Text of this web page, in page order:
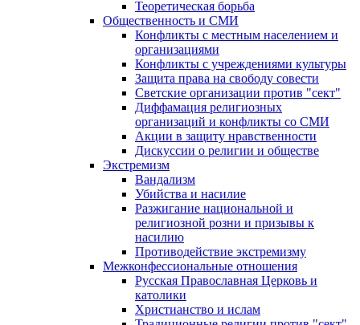
Теоретическая борьба
Общественность и СМИ
Конфликты с местным населением и
организациями
Конфликты с учреждениями культуры
Защита права на свободу совести
Светские организации против "сект"
Диффамация религиозных
организаций и конфликты со СМИ
Акции в защиту нравственности
Дискуссии о религии и обществе
Экстремизм
Вандализм
Убийства и насилие
Разжигание национальной и
религиозной розни и призывы к
насилию
Противодействие экстремизму
Межконфессиональные отношения
Русская Православная Церковь и
католики
Христианство и ислам